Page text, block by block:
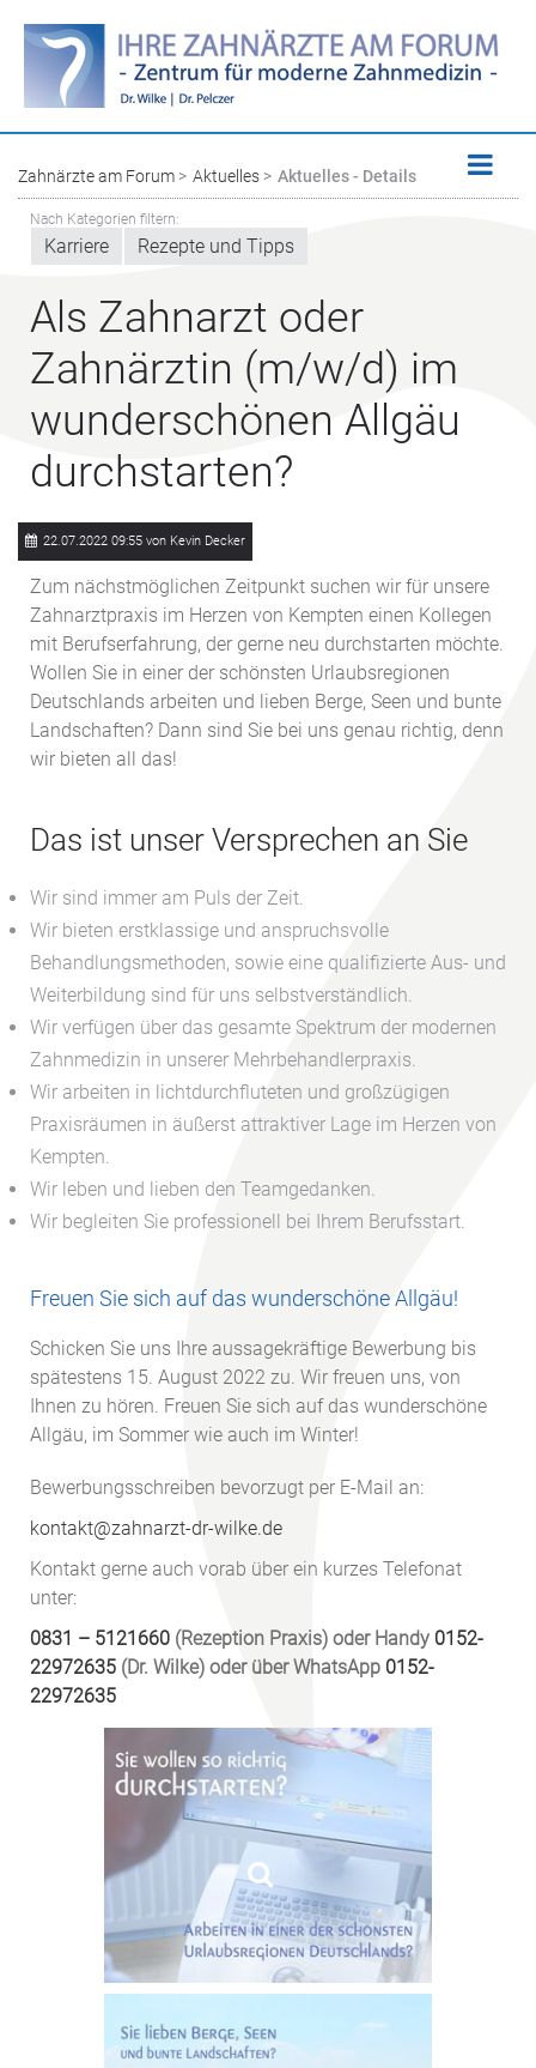
Zahnärzte am Forum Aktuelles Aktuelles - Details
Nach Kategorien filtern:
Karriere Rezepte und Tipps
Als Zahnarzt oder
Zahnärztin (m/w/d) im
wunderschönen Allgäu
durchstarten?
22.07.2022 09:55 von Kevin Decker
Zum nächstmöglichen Zeitpunkt suchen wir für unsere
Zahnarztpraxis im Herzen von Kempten einen Kollegen
mit Berufserfahrung, der gerne neu durchstarten möchte.
Wollen Sie in einer der schönsten Urlaubsregionen
Deutschlands arbeiten und lieben Berge, Seen und bunte
Landschaften? Dann sind Sie bei uns genau richtig, denn
wir bieten all das!
Das ist unser Versprechen an Sie
Wir sind immer am Puls der Zeit.
Wir bieten erstklassige und anspruchsvolle
Behandlungsmethoden, sowie eine qualifizierte Aus- und
Weiterbildung sind für uns selbstverständlich.
Wir verfügen über das gesamte Spektrum der modernen
Zahnmedizin in unserer Mehrbehandlerpraxis.
Wir arbeiten in lichtdurchfluteten und großzügigen
Praxisräumen in äußerst attraktiver Lage im Herzen von
Kempten.
Wir leben und lieben den Teamgedanken.
Wir begleiten Sie professionell bei Ihrem Berufsstart.
Freuen Sie sich auf das wunderschöne Allgäu!
Schicken Sie uns Ihre aussagekräftige Bewerbung bis
spätestens 15. August 2022 zu. Wir freuen uns, von
Ihnen zu hören. Freuen Sie sich auf das wunderschöne
Allgäu, im Sommer wie auch im Winter!
Bewerbungsschreiben bevorzugt per E-Mail an:
kontakt@zahnarzt-dr-wilke.de
Kontakt gerne auch vorab über ein kurzes Telefonat
unter:
0831 – 5121660 (Rezeption Praxis) oder Handy 0152-
22972635 (Dr. Wilke) oder über WhatsApp 0152-
22972635